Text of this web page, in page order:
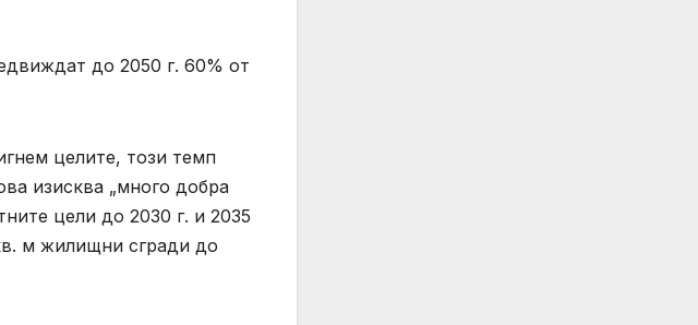
до 2050 г. 60% от
целите, този темп
изисква „много добра
цели до 2030 г. и 2035
м жилищни сгради до